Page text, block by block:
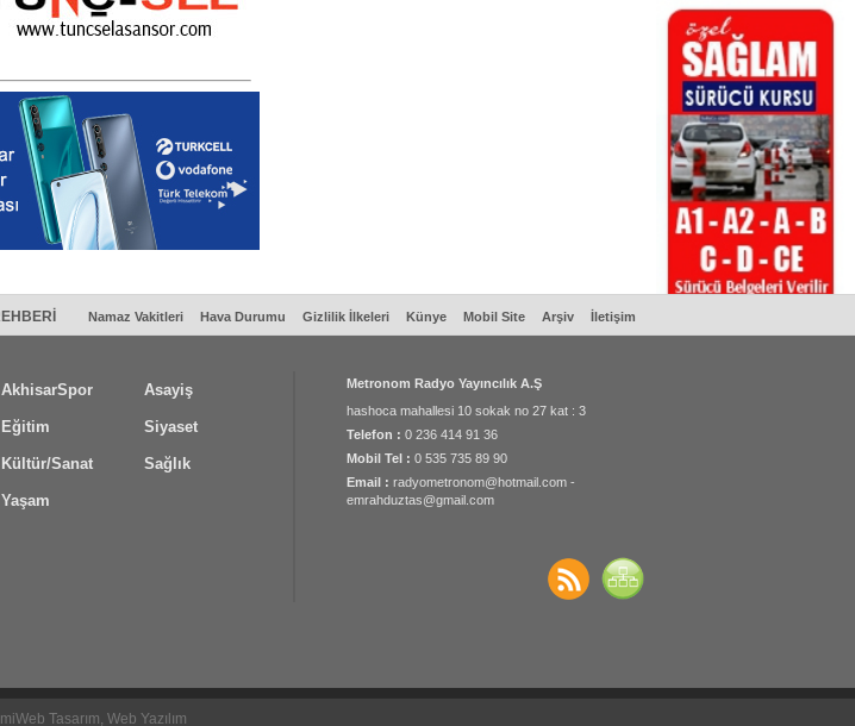
İletişim
Arşiv
Mobil Site
Künye
Gizlilik İlkeleri
Hava Durumu
Namaz Vakitleri
Metronom Radyo Yayıncılık A.Ş
hashoca mahallesi 10 sokak no 27 kat : 3
Telefon : 0 236 414 91 36
Mobil Tel : 0 535 735 89 90
Email : radyometronom@hotmail.com -
emrahduztas@gmail.com
AkhisarSpor Asayiş
Eğitim Siyaset
Kültür/Sanat Sağlık
Yaşam
Web Tasarım, Web Yazılım